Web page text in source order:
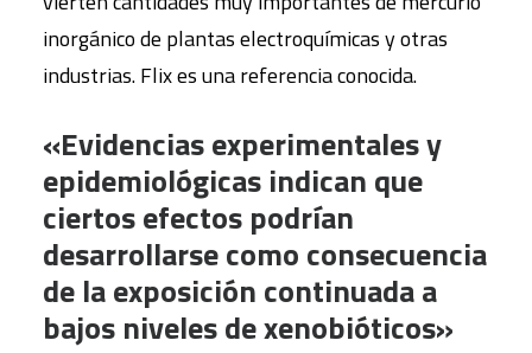
inorgánico de plantas electroquímicas y otras
industrias. Flix es una referencia conocida.
«Evidencias experimentales y
epidemiológicas indican que
ciertos efectos podrían
desarrollarse como consecuencia
de la exposición continuada a
bajos niveles de xenobióticos»